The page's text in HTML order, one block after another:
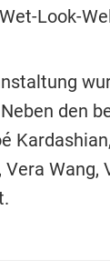
Look-
den
Wang,